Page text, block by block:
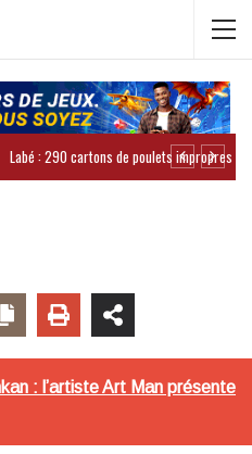
: l’artiste Art Man présente